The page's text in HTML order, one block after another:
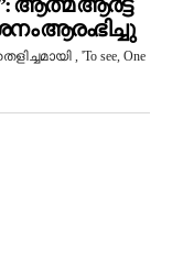
ആരംഭിച്ചു
, 'To see, One